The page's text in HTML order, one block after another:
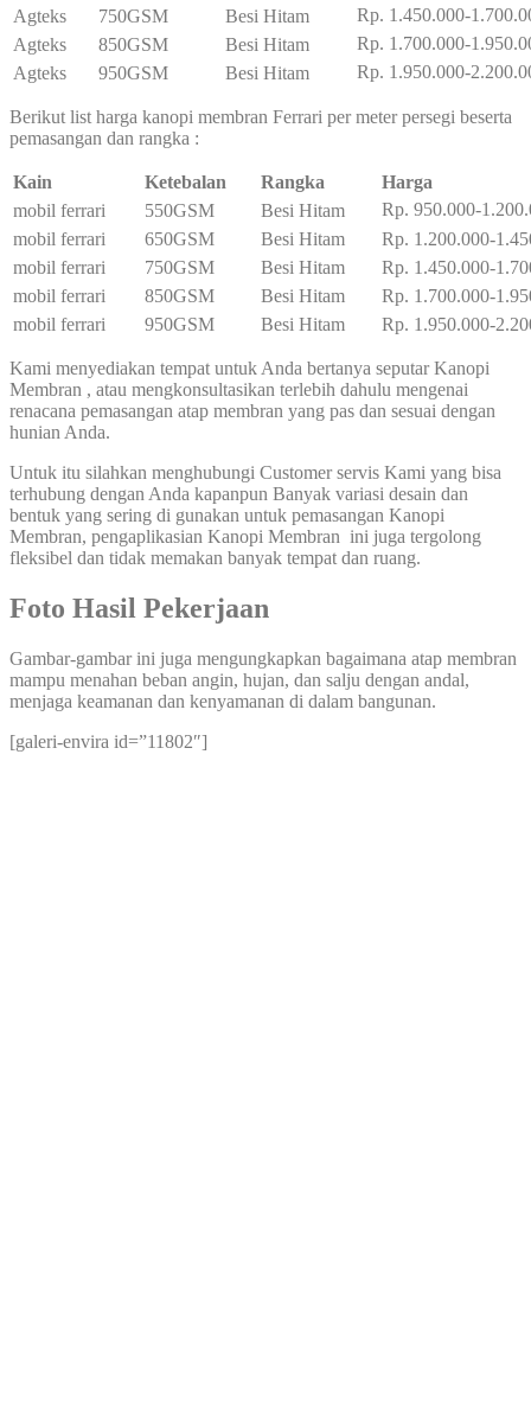
Agteks
750GSM Besi Hitam
Rp. 1.450.000-
Agteks
850GSM Besi Hitam
Rp. 1.700.000-
Agteks
950GSM Besi Hitam Rp. 1.950.000-
Berikut list harga kanopi membran Ferrari per meter persegi beserta
pemasangan dan rangka :
Kain Ketebalan Rangka
Harga
mobil ferrari
550GSM Besi Hitam
Rp. 950.000-
mobil ferrari
650GSM Besi Hitam
Rp. 1.200.000-
mobil ferrari
750GSM Besi Hitam
Rp. 1.450.000-
mobil ferrari
850GSM Besi Hitam
Rp. 1.700.000-
mobil ferrari
950GSM Besi Hitam Rp. 1.950.000-
Kami menyediakan tempat untuk Anda bertanya seputar Kanopi
Membran , atau mengkonsultasikan terlebih dahulu mengenai
renacana pemasangan atap membran yang pas dan sesuai dengan
hunian Anda.
Untuk itu silahkan menghubungi Customer servis Kami yang bisa
terhubung dengan Anda kapanpun Banyak variasi desain dan
bentuk yang sering di gunakan untuk pemasangan Kanopi
Membran, pengaplikasian Kanopi Membran ini juga tergolong
fleksibel dan tidak memakan banyak tempat dan ruang.
Foto Hasil Pekerjaan
Gambar-gambar ini juga mengungkapkan bagaimana atap membran
mampu menahan beban angin, hujan, dan salju dengan andal,
menjaga keamanan dan kenyamanan di dalam bangunan.
[galeri-envira id=”11802″]